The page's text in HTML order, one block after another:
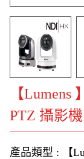
【Lumens
PTZ 攝影機
產品類型 : 【